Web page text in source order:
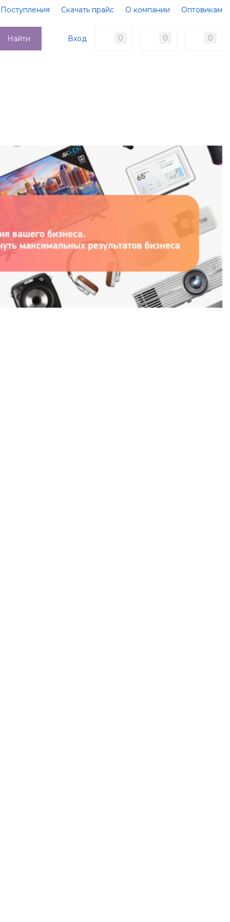
Поступления Скачать прайс О компании
Оптовикам
Доставка
Контакты
Вход 0 0 0
Найти